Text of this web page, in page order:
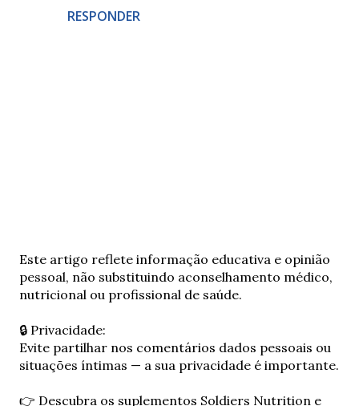
RESPONDER
E
n
v
a
r
u
c
Este artigo reflete informação educativa e opinião
pessoal, não substituindo aconselhamento médico,
nutricional ou profissional de saúde.
🔒 Privacidade:
Evite partilhar nos comentários dados pessoais ou
situações íntimas — a sua privacidade é importante.
👉 Descubra os suplementos Soldiers Nutrition e